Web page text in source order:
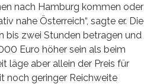
nach Hamburg kommen oder
nahe Österreich“, sagte er. Die
bis zwei Stunden betragen und
Euro höher sein als beim
läge aber allein der Preis für
noch geringer Reichweite